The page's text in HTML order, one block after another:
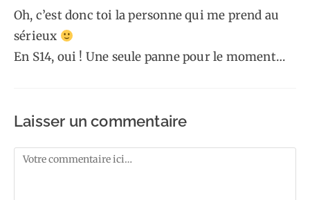
Oh, c’est donc toi la personne qui me prend au
sérieux
En S14, oui ! Une seule panne pour le moment…
Laisser un commentaire
Comment